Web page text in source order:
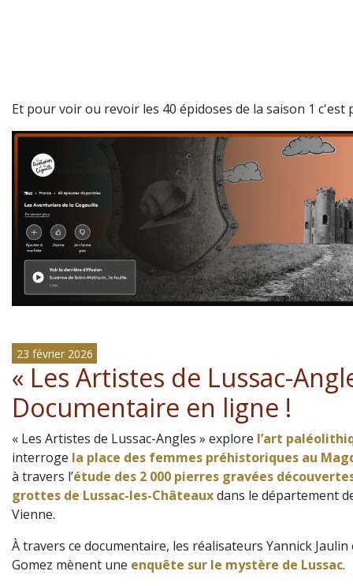
Et pour voir ou revoir les 40 épidoses de la saison 1 c'est
23 février 2026
« Les Artistes de Lussac-
Documentaire en ligne !
« Les Artistes de Lussac-Angles » explore l’art
interroge la place des femmes préhistoriques au
à travers l’étude des 2 000 pierres gravées
grottes de Lussac-les-Châteauxdans le département
Vienne.
À travers ce documentaire, les réalisateurs Yannick Jaulin
Gomez mènent une enquête sur le mystère de Lussac.